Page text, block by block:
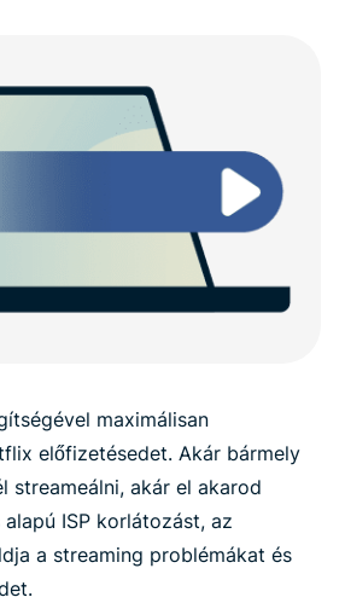
maximálisan
előfizetésedet. Akár bármely
streameálni, akár el akarod
ISP korlátozást, az
a streaming problémákat és